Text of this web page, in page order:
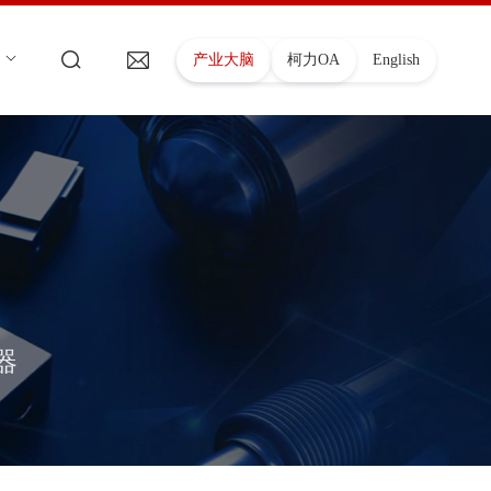
产业大脑 柯力OA English